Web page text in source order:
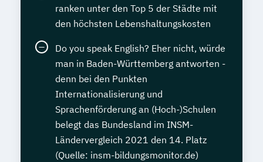
ranken unter den Top 5 der Städte mit
den höchsten Lebenshaltungskosten
Do you speak English? Eher nicht, würde
man in Baden-Württemberg antworten -
denn bei den Punkten
Internationalisierung und
Sprachenförderung an (Hoch-)Schulen
belegt das Bundesland im INSM-
Ländervergleich 2021 den 14. Platz
(Quelle: insm-bildungsmonitor.de)